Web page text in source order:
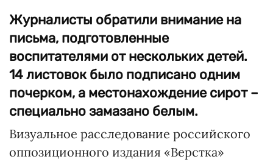
Журналисты обратили внимание на
письма, подготовленные
воспитателями от нескольких детей.
14 листовок было подписано одним
почерком, а местонахождение сирот –
специально замазано белым.
Визуальное расследование российского
оппозиционного издания «Верстка»